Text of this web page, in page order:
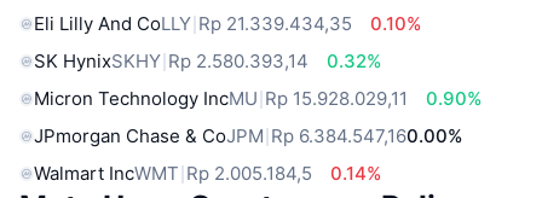
Eli Lilly And CoLLY Rp 21.339.434,35
0.10%
SK HynixSKHY Rp 2.580.393,14
0.32%
Micron Technology IncMU Rp 15.928.029,11
0.90%
JPmorgan Chase & CoJPM Rp 6.384.547,160.00%
Walmart IncWMT Rp 2.005.184,5 0.14%